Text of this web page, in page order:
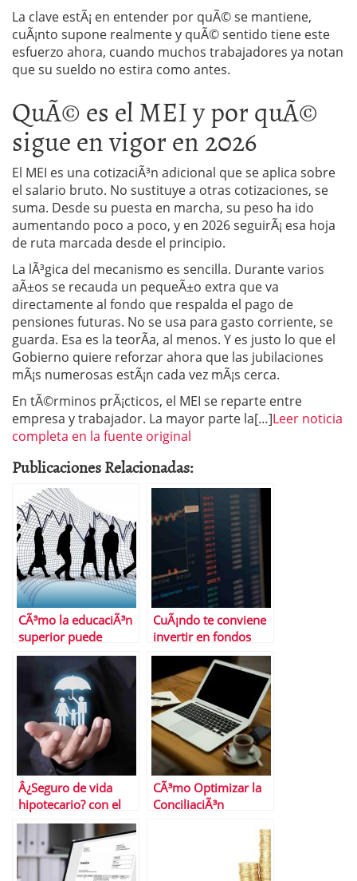
La clave estÃ¡ en entender por quÃ© se mantiene,
cuÃ¡nto supone realmente y quÃ© sentido tiene este
esfuerzo ahora, cuando muchos trabajadores ya notan
que su sueldo no estira como antes.
QuÃ© es el MEI y por quÃ©
sigue en vigor en 2026
El MEI es una cotizaciÃ³n adicional que se aplica sobre
el salario bruto. No sustituye a otras cotizaciones, se
suma. Desde su puesta en marcha, su peso ha ido
aumentando poco a poco, y en 2026 seguirÃ¡ esa hoja
de ruta marcada desde el principio.
La lÃ³gica del mecanismo es sencilla. Durante varios
aÃ±os se recauda un pequeÃ±o extra que va
directamente al fondo que respalda el pago de
pensiones futuras. No se usa para gasto corriente, se
guarda. Esa es la teorÃ­a, al menos. Y es justo lo que el
Gobierno quiere reforzar ahora que las jubilaciones
mÃ¡s numerosas estÃ¡n cada vez mÃ¡s cerca.
En tÃ©rminos prÃ¡cticos, el MEI se reparte entre
empresa y trabajador. La mayor parte la[…]Leer noticia
completa en la fuente original
Publicaciones Relacionadas:
CÃ³mo la educaciÃ³n
superior puede
ayudar a reducir la
tasa de paro
CuÃ¡ndo te conviene
invertir en fondos
indexados en lugar
de comprar acciones
directamente
Â¿Seguro de vida
hipotecario? con el
banco o por tu
cuenta
CÃ³mo Optimizar la
ConciliaciÃ³n